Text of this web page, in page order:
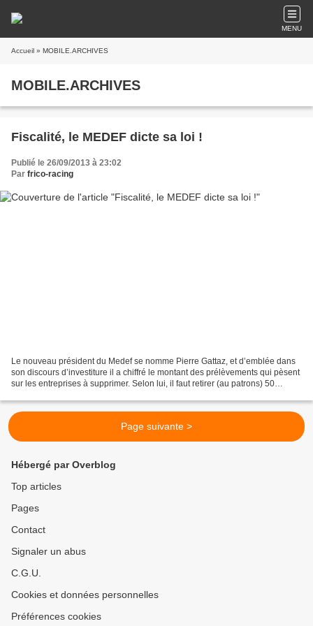
MENU
Accueil » MOBILE.ARCHIVES
MOBILE.ARCHIVES
Fiscalité, le MEDEF dicte sa loi !
Publié le 26/09/2013 à 23:02
Par frico-racing
Le nouveau président du Medef se nomme Pierre Gattaz, et d’emblée dans
son discours d’investiture il a chiffré le montant des prélèvements qui pèsent
sur les entreprises à supprimer. Selon lui, il faut retirer (au patrons) 50
Page suivante >
Hébergé par Overblog
Top articles
Pages
Contact
Signaler un abus
C.G.U.
Cookies et données personnelles
Préférences cookies